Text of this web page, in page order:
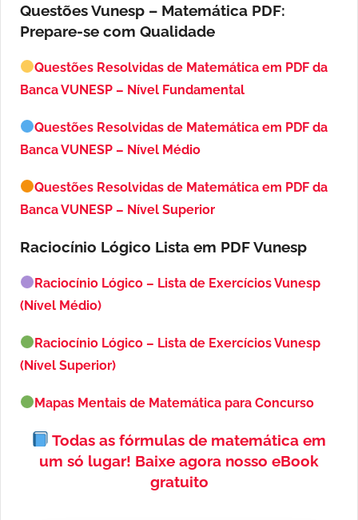
Questões Vunesp – Matemática PDF:
Prepare-se com Qualidade
Questões Resolvidas de Matemática em PDF da
Banca VUNESP – Nível Fundamental
Questões Resolvidas de Matemática em PDF da
Banca VUNESP – Nível Médio
Questões Resolvidas de Matemática em PDF da
Banca VUNESP – Nível Superior
Raciocínio Lógico Lista em PDFVunesp
Raciocínio Lógico – Lista de Exercícios Vunesp
(Nível Médio)
Raciocínio Lógico – Lista de Exercícios Vunesp
(Nível Superior)
Mapas Mentais de Matemática para Concurso
Todas as fórmulas de matemática em
um só lugar! Baixe agora nosso eBook
gratuito